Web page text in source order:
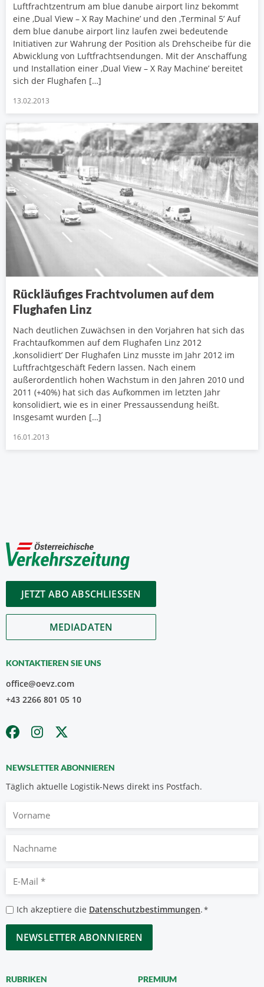
Luftfrachtzentrum am blue danube airport linz bekommt
eine ‚Dual View – X Ray Machine’ und den ‚Terminal 5’ Auf
dem blue danube airport linz laufen zwei bedeutende
Initiativen zur Wahrung der Position als Drehscheibe für die
Abwicklung von Luftfrachtsendungen. Mit der Anschaffung
und Installation einer ‚Dual View – X Ray Machine’ bereitet
sich der Flughafen […]
13.02.2013
Rückläufiges Frachtvolumen auf dem
Flughafen Linz
Nach deutlichen Zuwächsen in den Vorjahren hat sich das
Frachtaufkommen auf dem Flughafen Linz 2012
‚konsolidiert’ Der Flughafen Linz musste im Jahr 2012 im
Luftfrachtgeschäft Federn lassen. Nach einem
außerordentlich hohen Wachstum in den Jahren 2010 und
2011 (+40%) hat sich das Aufkommen im letzten Jahr
konsolidiert, wie es in einer Pressaussendung heißt.
Insgesamt wurden […]
16.01.2013
JETZT ABO ABSCHLIESSEN
MEDIADATEN
KONTAKTIEREN SIE UNS
office@oevz.com
+43 2266 801 05 10
NEWSLETTER ABONNIEREN
Täglich aktuelle Logistik-News direkt ins Postfach.
Nachname
Mail
*
Datenschutzbestimmungen
*
Ich akzeptiere die Datenschutzbestimmungen.*
CAPTCHA
RUBRIKEN PREMIUM